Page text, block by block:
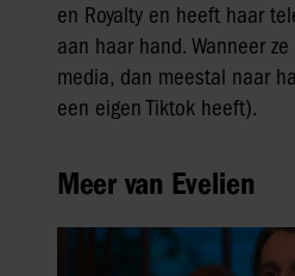
en Royalty en heeft haar
aan haar hand. Wanneer
media, dan meestal naar
een eigen Tiktok heeft).
Meer van Evelien